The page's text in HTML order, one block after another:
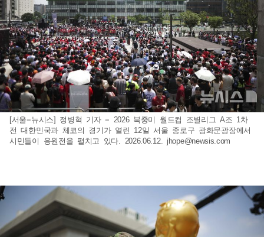
[서울=뉴시스] 정병혁 기자 = 2026 북중미 월드컵 조별리그 A조 1차
전 대한민국과 체코의 경기가 열린 12일 서울 종로구 광화문광장에서
시민들이 응원전을 펼치고 있다. 2026.06.12. jhope@newsis.com